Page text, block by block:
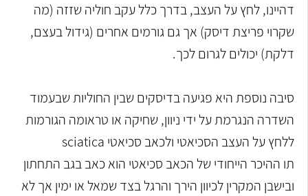
דהיינו, לחץ על העצב, בדרך כלל עקב חוליה שזזה (מה
שקרוי פריצת דיסק) אך גם גורמים אחרים (גידול בעצם,
דלקת) יכולים לגרום לכך.
סיבה נוספת היא פגיעה בדיסקים שבין החוליות שבעמוד
השדרה הנגרמת על ידי ניוון, שחיקה או טראומה הגורמות
ללחץ על העצב הסכיאטי ולכאב סכיאטי sciatica
תו ההיכר הייחודי של הכאב סכיאטי הוא כאב בגב התחתון
ובישבן המקרין לכיוון הירך והרגל בצד שמאל או ימין אך לא